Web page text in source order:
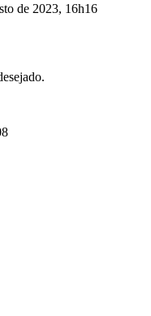
de 2023, 16h16